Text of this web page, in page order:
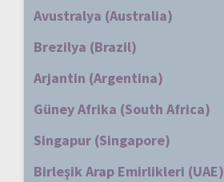
Avustralya (Australia)
Brezilya (Brazil)
Arjantin (Argentina)
Güney Afrika (South Africa)
Singapur (Singapore)
Birleşik Arap Emirlikleri (UAE)